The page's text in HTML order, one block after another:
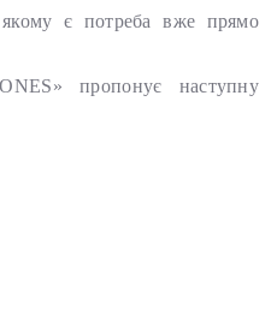
якому є потреба вже прямо
пропонує наступну